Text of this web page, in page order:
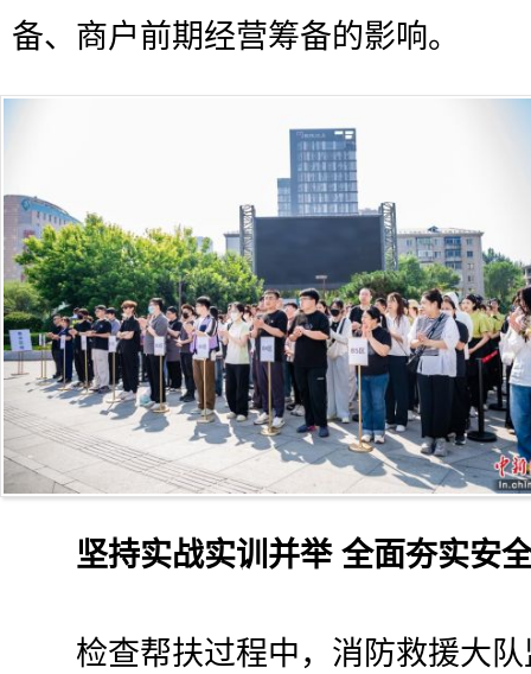
备、商户前期经营筹备的影响。
坚持实战实训并举 全面夯实安
检查帮扶过程中，消防救援大队